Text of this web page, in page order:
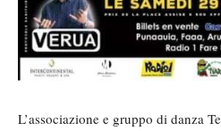
L’associazione e gruppo di danza